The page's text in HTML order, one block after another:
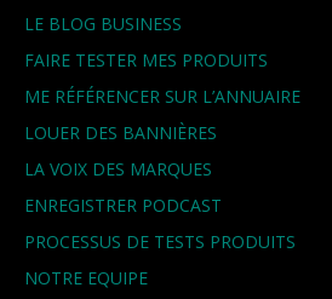
LE BLOG BUSINESS
FAIRE TESTER MES PRODUITS
ME RÉFÉRENCER SUR L’ANNUAIRE
LOUER DES BANNIÈRES
LA VOIX DES MARQUES
ENREGISTRER PODCAST
PROCESSUS DE TESTS PRODUITS
NOTRE EQUIPE